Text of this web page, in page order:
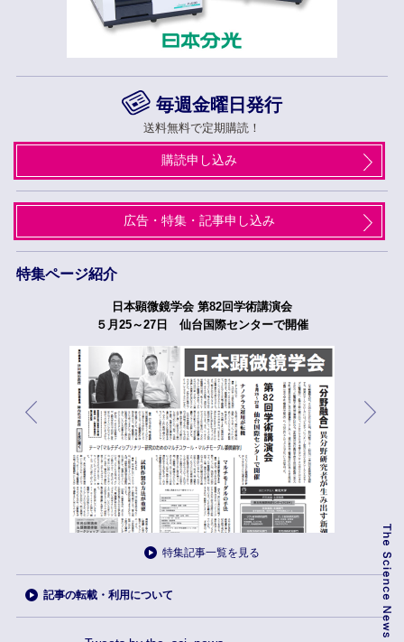
毎週金曜日発行
送料無料で定期購読！
購読申し込み
広告・特集・記事申し込み
特集ページ紹介
日本顕微鏡学会 第82回学術講演会
５月25～27日 仙台国際センターで開催
特集記事一覧を見る
記事の転載・利用について